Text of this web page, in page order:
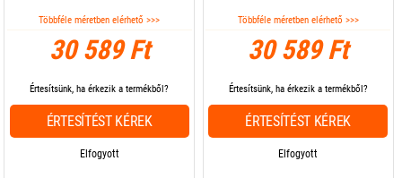
Többféle méretben elérhető >>>
30 589 Ft
Elfogyott
Értesítsünk, ha érkezik a termékből?
ÉRTESÍTÉST KÉREK
Többféle méretben elérhető >>>
30 589 Ft
Elfogyott
Értesítsünk, ha érkezik a termékből?
ÉRTESÍTÉST KÉREK